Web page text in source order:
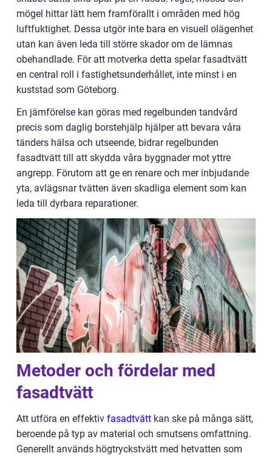
mögel hittar lätt hem framförallt i områden med hög
luftfuktighet. Dessa utgör inte bara en visuell olägenhet
utan kan även leda till större skador om de lämnas
obehandlade. För att motverka detta spelar fasadtvätt
en central roll i fastighetsunderhållet, inte minst i en
kuststad som Göteborg.
En jämförelse kan göras med regelbunden tandvård
precis som daglig borstehjälp hjälper att bevara våra
tänders hälsa och utseende, bidrar regelbunden
fasadtvätt till att skydda våra byggnader mot yttre
angrepp. Förutom att ge en renare och mer inbjudande
yta, avlägsnar tvätten även skadliga element som kan
leda till dyrbara reparationer.
Metoder och fördelar med
fasadtvätt
Att utföra en effektiv fasadtvätt kan ske på många sätt,
beroende på typ av material och smutsens omfattning.
Generellt används högtryckstvätt med hetvatten som